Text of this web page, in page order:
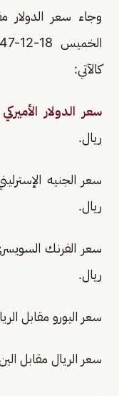
وجاء سعر الدولار
كالآتي:
سعر الدولار الأميركي
ريال.
ريال.
ريال.
سعر اليورو مقابل الريال،
سعر الريال مقابل الين